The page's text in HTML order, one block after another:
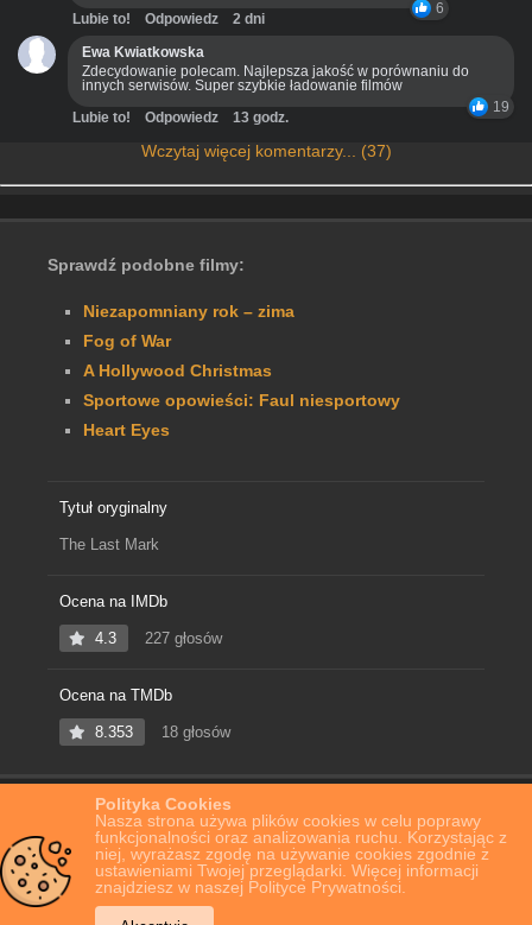
Polityka Cookies
Nasza strona używa plików cookies w celu poprawy
funkcjonalności oraz analizowania ruchu. Korzystając z
niej, wyrażasz zgodę na używanie cookies zgodnie z
ustawieniami Twojej przeglądarki. Więcej informacji
znajdziesz w naszej Polityce Prywatności.
6
Lubie to! Odpowiedz
2 dni
Ewa Kwiatkowska
Zdecydowanie polecam. Najlepsza jakość w porównaniu do
innych serwisów. Super szybkie ładowanie filmów
19
Lubie to! Odpowiedz 13 godz.
Wczytaj więcej komentarzy... (37)
Sprawdź podobne filmy:
Niezapomniany rok – zima
Fog of War
A Hollywood Christmas
Sportowe opowieści: Faul niesportowy
Heart Eyes
Tytuł oryginalny
The Last Mark
Ocena na IMDb
4.3 227 głosów
Ocena na TMDb
8.353 18 głosów
Film Online The Last Mark